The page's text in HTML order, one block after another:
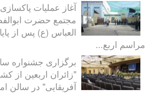
آغاز عملیات
مجتمع حضرت
العباس (ع) پس از
مراسم اربع...
برگزاری جشنواره
"زائران اربعین از
آفریقایی" در سالن